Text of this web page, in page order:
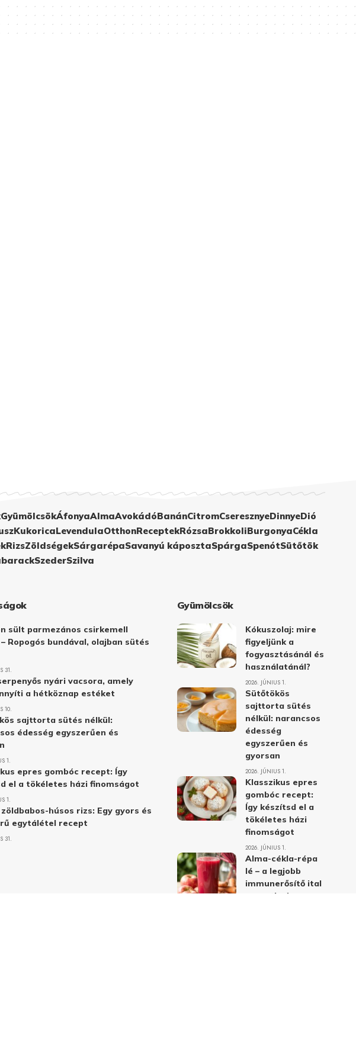
GyümölcsökÁfonyaAlmaAvokádóBanánCitromCseresznyeDinnyeDió
KukoricaLevendulaOtthonReceptekRózsaBrokkoliBurgonyaCékla
RizsZöldségekSárgarépaSavanyú káposztaSpárgaSpenótSütőtök
SzederSzilva
sült parmezános csirkemell
Ropogós bundával, olajban sütés
31.
nyári vacsora, amely
a hétköznap estéket
10.
sajttorta sütés nélkül:
édesség egyszerűen és
1.
epres gombóc recept: Így
el a tökéletes házi finomságot
1.
húsos rizs: Egy gyors és
egytálétel recept
31.
Gyümölcsök
Kókuszolaj: mire
figyeljünk a
fogyasztásánál és
használatánál?
2026. JÚNIUS 1.
Sütőtökös
sajttorta sütés
nélkül: narancsos
édesség
egyszerűen és
gyorsan
2026. JÚNIUS 1.
Klasszikus epres
gombóc recept:
Így készítsd el a
tökéletes házi
finomságot
2026. JÚNIUS 1.
Alma-cékla-répa
lé – a legjobb
immunerősítő ital
receptje és